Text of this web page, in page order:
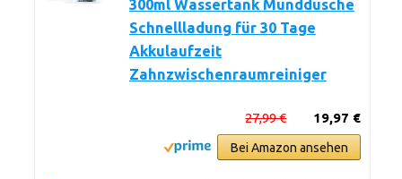
300ml Wassertank Munddusche
Schnellladung für 30 Tage
Akkulaufzeit
Zahnzwischenraumreiniger
19,97 €
27,99 €
Bei Amazon ansehen